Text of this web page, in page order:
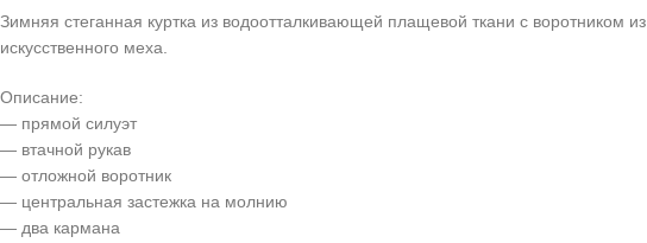
Зимняя стеганная куртка из водоотталкивающей плащевой ткани с воротником из
искусственного меха.
Описание:
— прямой силуэт
— втачной рукав
— отложной воротник
— центральная застежка на молнию
— два кармана